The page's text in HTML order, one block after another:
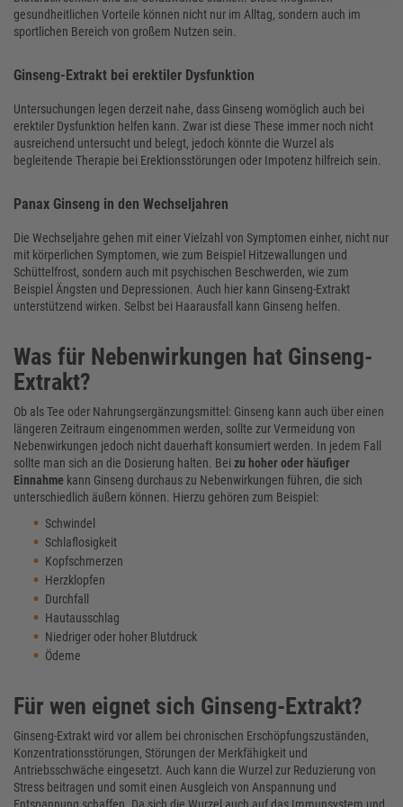
gesundheitlichen Vorteile können nicht nur im Alltag, sondern auch im
sportlichen Bereich von großem Nutzen sein.
Ginseng-Extrakt bei erektiler Dysfunktion
Untersuchungen legen derzeit nahe, dass Ginseng womöglich auch bei
erektiler Dysfunktion helfen kann. Zwar ist diese These immer noch nicht
ausreichend untersucht und belegt, jedoch könnte die Wurzel als
begleitende Therapie bei Erektionsstörungen oder Impotenz hilfreich sein.
Panax Ginseng in den Wechseljahren
Die Wechseljahre gehen mit einer Vielzahl von Symptomen einher, nicht nur
mit körperlichen Symptomen, wie zum Beispiel Hitzewallungen und
Schüttelfrost, sondern auch mit psychischen Beschwerden, wie zum
Beispiel Ängsten und Depressionen. Auch hier kann Ginseng-Extrakt
unterstützend wirken. Selbst bei Haarausfall kann Ginseng helfen.
Was für Nebenwirkungen hat Ginseng-
Extrakt?
Ob als Tee oder Nahrungsergänzungsmittel: Ginseng kann auch über einen
längeren Zeitraum eingenommen werden, sollte zur Vermeidung von
Nebenwirkungen jedoch nicht dauerhaft konsumiert werden. In jedem Fall
sollte man sich an die Dosierung halten. Bei zu hoher oder häufiger
Einnahme kann Ginseng durchaus zu Nebenwirkungen führen, die sich
unterschiedlich äußern können. Hierzu gehören zum Beispiel:
Schwindel
Schlaflosigkeit
Kopfschmerzen
Herzklopfen
Durchfall
Hautausschlag
Niedriger oder hoher Blutdruck
Ödeme
Für wen eignet sich Ginseng-Extrakt?
Ginseng-Extrakt wird vor allem bei chronischen Erschöpfungszuständen,
Konzentrationsstörungen, Störungen der Merkfähigkeit und
Antriebsschwäche eingesetzt. Auch kann die Wurzel zur Reduzierung von
Stress beitragen und somit einen Ausgleich von Anspannung und